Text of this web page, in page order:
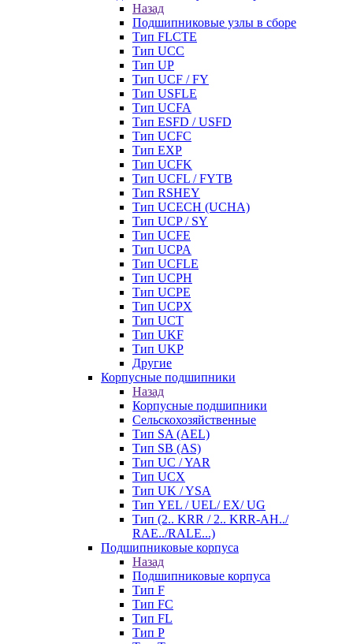
Назад
Подшипниковые узлы в сборе
Тип FLCTE
Тип UCC
Тип UP
Тип UCF / FY
Тип USFLE
Тип UCFA
Тип ESFD / USFD
Тип UCFC
Тип EXP
Тип UCFK
Тип UCFL / FYTB
Тип RSHEY
Тип UCECH (UCHA)
Тип UCP / SY
Тип UCFE
Тип UCPA
Тип UCFLE
Тип UCPH
Тип UCPE
Тип UCPX
Тип UCT
Тип UKF
Тип UKP
Другие
Корпусные подшипники
Назад
Корпусные подшипники
Сельскохозяйственные
Тип SA (AEL)
Тип SB (AS)
Тип UC / YAR
Тип UCX
Тип UK / YSA
Тип YEL / UEL/ EX/ UG
Тип (2.. KRR / 2.. KRR-AH../
RAE../RALE...)
Подшипниковые корпуса
Назад
Подшипниковые корпуса
Тип F
Тип FC
Тип FL
Тип P